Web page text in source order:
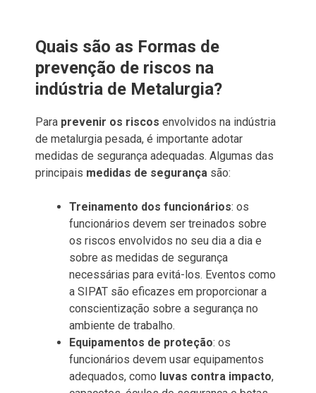
Quais são as Formas de
prevenção de riscos na
indústria de Metalurgia?
Para prevenir os riscos envolvidos na indústria
de metalurgia pesada, é importante adotar
medidas de segurança adequadas. Algumas das
principais medidas de segurança são:
Treinamento dos funcionários: os
funcionários devem ser treinados sobre
os riscos envolvidos no seu dia a dia e
sobre as medidas de segurança
necessárias para evitá-los. Eventos como
a SIPAT são eficazes em proporcionar a
conscientização sobre a segurança no
ambiente de trabalho.
Equipamentos de proteção: os
funcionários devem usar equipamentos
adequados, como luvas contra impacto,